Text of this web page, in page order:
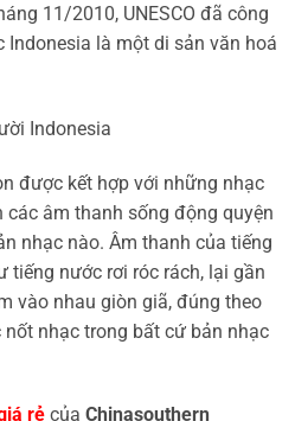
11/2010, UNESCO đã công
Indonesia là một di sản văn hoá
được kết hợp với những nhạc
các âm thanh sống động quyện
nhạc nào. Âm thanh của tiếng
tiếng nước rơi róc rách, lại gần
vào nhau giòn giã, đúng theo
nhạc trong bất cứ bản nhạc
rẻ của Chinasouthern